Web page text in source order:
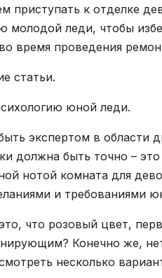
приступать к отделке
молодой леди, чтобы
время проведения
статьи.
юной леди.
экспертом в области
должна быть точно –
нотой комната для
и требованиями
что розовый цвет,
Конечно же,
несколько